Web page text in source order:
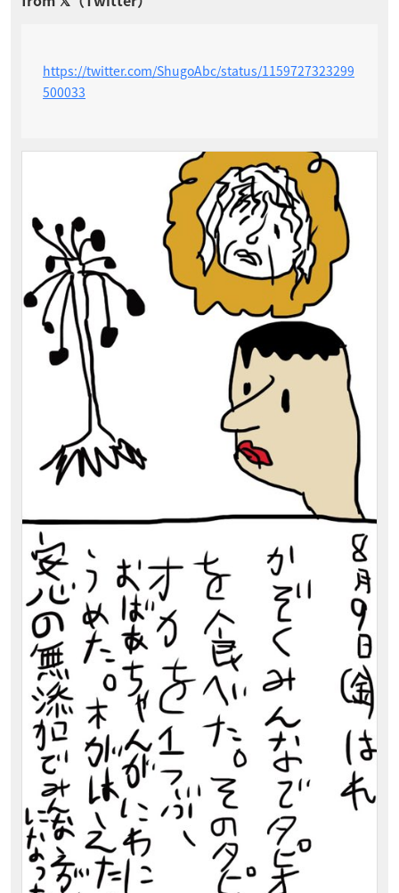
https://twitter.com/ShugoAbc/status/1159727323299
500033